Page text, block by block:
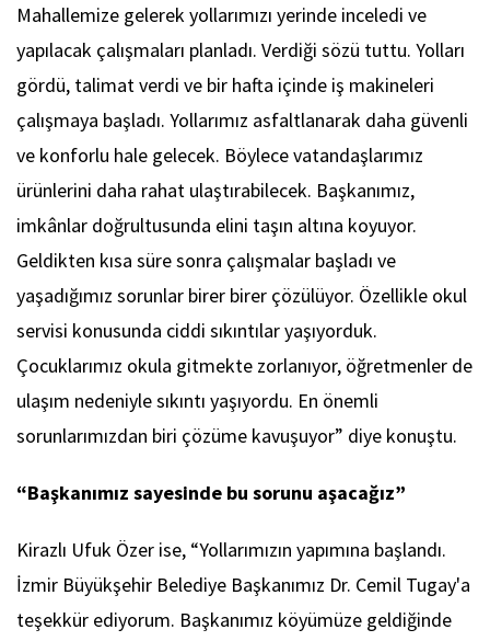
Mahallemize gelerek yollarımızı yerinde inceledi ve
yapılacak çalışmaları planladı. Verdiği sözü tuttu. Yolları
gördü, talimat verdi ve bir hafta içinde iş makineleri
çalışmaya başladı. Yollarımız asfaltlanarak daha güvenli
ve konforlu hale gelecek. Böylece vatandaşlarımız
ürünlerini daha rahat ulaştırabilecek. Başkanımız,
imkânlar doğrultusunda elini taşın altına koyuyor.
Geldikten kısa süre sonra çalışmalar başladı ve
yaşadığımız sorunlar birer birer çözülüyor. Özellikle okul
servisi konusunda ciddi sıkıntılar yaşıyorduk.
Çocuklarımız okula gitmekte zorlanıyor, öğretmenler de
ulaşım nedeniyle sıkıntı yaşıyordu. En önemli
sorunlarımızdan biri çözüme kavuşuyor” diye konuştu.
“Başkanımız sayesinde bu sorunu aşacağız”
Kirazlı Ufuk Özer ise, “Yollarımızın yapımına başlandı.
İzmir Büyükşehir Belediye Başkanımız Dr. Cemil Tugay'a
teşekkür ediyorum. Başkanımız köyümüze geldiğinde